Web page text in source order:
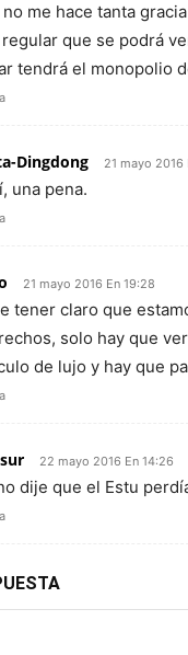
no me hace tanta
que se podrá
tendrá el monopolio
Dingdong 21 mayo 2016
una pena.
21 mayo 2016 En 19:28
tener claro que
solo hay que
de lujo y hay que
22 mayo 2016 En 14:26
dije que el Estu